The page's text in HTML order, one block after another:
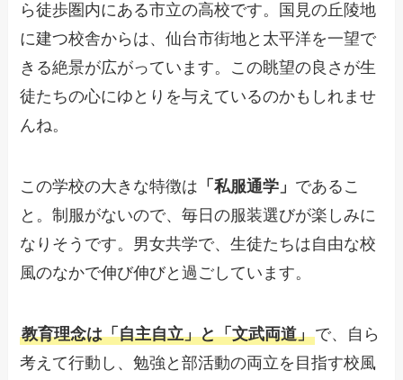
ら徒歩圏内にある市立の高校です。国見の丘陵地
に建つ校舎からは、仙台市街地と太平洋を一望で
きる絶景が広がっています。この眺望の良さが生
徒たちの心にゆとりを与えているのかもしれませ
んね。
この学校の大きな特徴は 「私服通学」 であるこ
と。制服がないので、毎日の服装選びが楽しみに
なりそうです。男女共学で、生徒たちは自由な校
風のなかで伸び伸びと過ごしています。
教育理念は「自主自立」と「文武両道」で、自ら
考えて行動し、勉強と部活動の両立を目指す校風